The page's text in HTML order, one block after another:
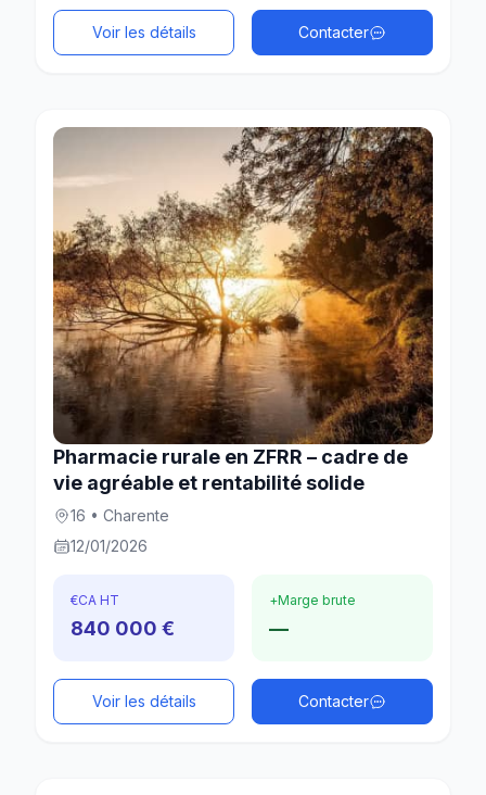
Voir les détails Contacter
Pharmacie rurale en ZFRR – cadre de
vie agréable et rentabilité solide
16 • Charente
12/01/2026
€CA HT
840 000 €
+Marge brute
—
Voir les détails Contacter